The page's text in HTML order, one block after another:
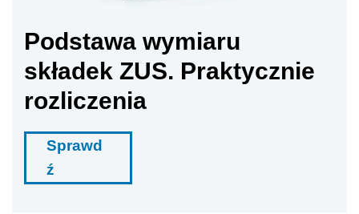
Podstawa wymiaru
składek ZUS. Praktycznie
rozliczenia
Sprawd
ź